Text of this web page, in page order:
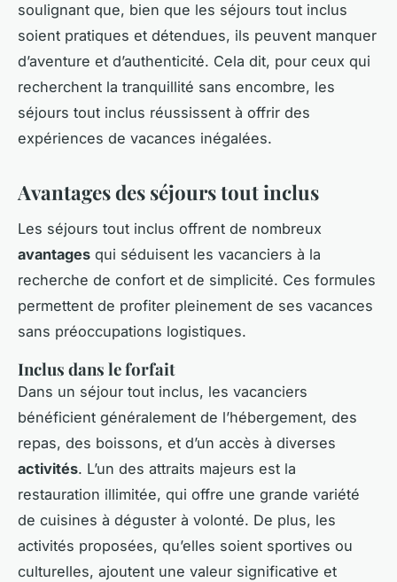
soulignant que, bien que les séjours tout inclus
soient pratiques et détendues, ils peuvent manquer
d’aventure et d’authenticité. Cela dit, pour ceux qui
recherchent la tranquillité sans encombre, les
séjours tout inclus réussissent à offrir des
expériences de vacances inégalées.
Avantages des séjours tout inclus
Les séjours tout inclus offrent de nombreux
avantages qui séduisent les vacanciers à la
recherche de confort et de simplicité. Ces formules
permettent de profiter pleinement de ses vacances
sans préoccupations logistiques.
Inclus dans le forfait
Dans un séjour tout inclus, les vacanciers
bénéficient généralement de l’hébergement, des
repas, des boissons, et d’un accès à diverses
activités. L’un des attraits majeurs est la
restauration illimitée, qui offre une grande variété
de cuisines à déguster à volonté. De plus, les
activités proposées, qu’elles soient sportives ou
culturelles, ajoutent une valeur significative et